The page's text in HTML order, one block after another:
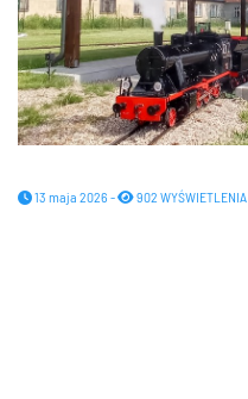
13 maja 2026 - 902 WYŚWIETLENIA